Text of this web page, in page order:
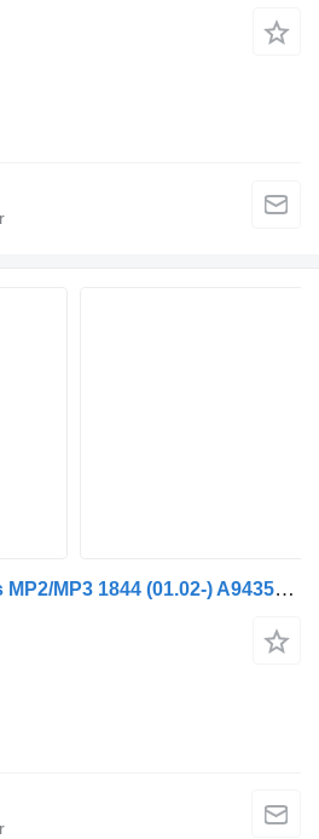
Mercedes-Benz Actros MP2/MP3 1844 (01.02-) A9435400146 dashboard voor Mercedes-Benz Actros, Axor MP1, MP2, MP3 (1996-2014) trekker